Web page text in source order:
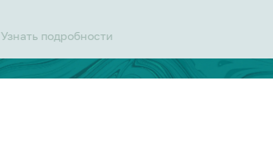
Узнать подробности